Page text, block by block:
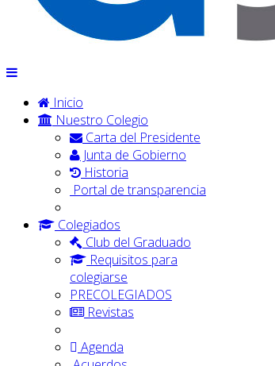
Inicio
Nuestro Colegio
Carta del Presidente
Junta de Gobierno
Historia
Portal de transparencia
Colegiados
Club del Graduado
Requisitos para
colegiarse
PRECOLEGIADOS
Revistas
Agenda